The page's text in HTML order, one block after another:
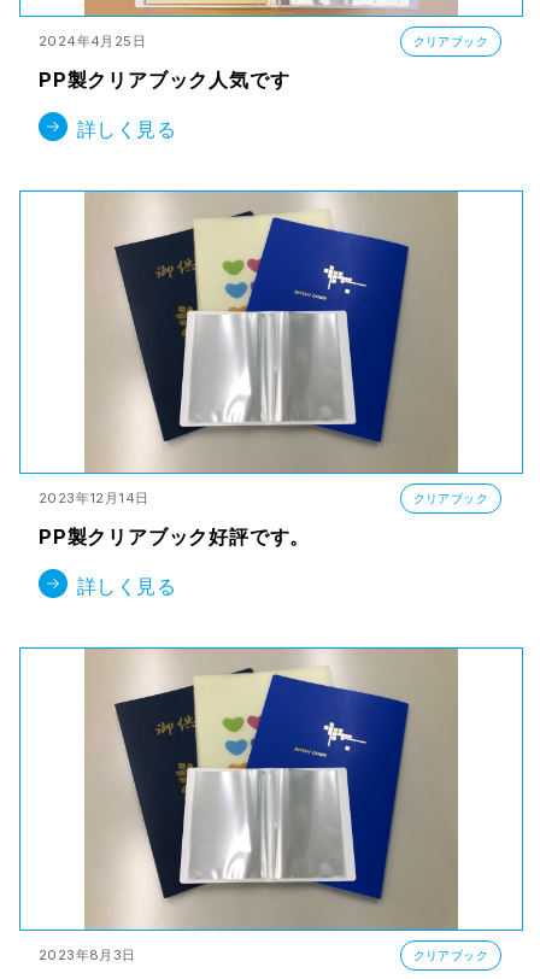
2024年4月25日 クリアブック
PP製クリアブック人気です
詳しく見る
2023年12月14日 クリアブック
PP製クリアブック好評です。
詳しく見る
2023年8月3日 クリアブック